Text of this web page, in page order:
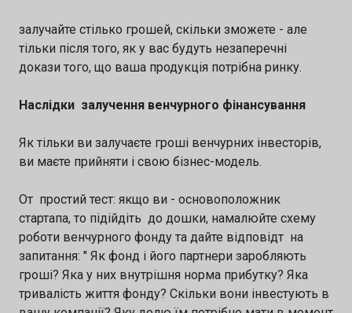
залучайте стілько грошей, скільки зможете - але
тільки після того, як у вас будуть незаперечні
докази того, що ваша продукція потрібна ринку.
Наслідки залучення венчурного фінансування
Як тільки ви залучаєте гроші венчурних інвесторів,
ви маєте прийняти і свою бізнес-модель.
От простий тест: якщо ви - основоположник
стартапа, то підійдіть до дошки, намалюйте схему
роботи венчурного фонду та дайте відповідт на
запитання: " Як фонд і його партнери заробляють
гроші? Яка у них внутрішня норма прибутку? Яка
тривалість життя фонду? Скільки вони інвестують в